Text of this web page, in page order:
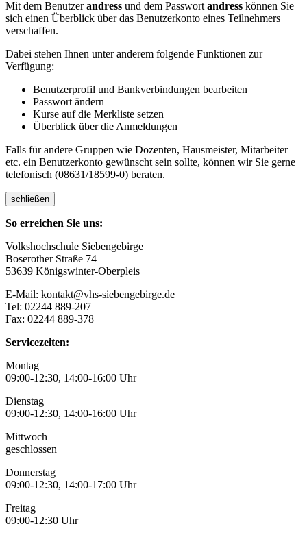
Mit dem Benutzerandress und dem Passwort andress können Sie
sich einen Überblick über das Benutzerkonto eines Teilnehmers
verschaffen.
Dabei stehen Ihnen unter anderem folgende Funktionen zur
Verfügung:
Benutzerprofil und Bankverbindungen bearbeiten
Passwort ändern
Kurse auf die Merkliste setzen
Überblick über die Anmeldungen
Falls für andere Gruppen wie Dozenten, Hausmeister, Mitarbeiter
etc. ein Benutzerkonto gewünscht sein sollte, können wir Sie gerne
telefonisch (08631/18599-0) beraten.
schließen
So erreichen Sie uns:
Volkshochschule Siebengebirge
Boserother Straße 74
53639 Königswinter-Oberpleis
E-Mail: kontakt@vhs-siebengebirge.de
Tel: 02244 889-207
Fax: 02244 889-378
Servicezeiten:
Montag
09:00-12:30, 14:00-16:00 Uhr
Dienstag
09:00-12:30, 14:00-16:00 Uhr
Mittwoch
geschlossen
Donnerstag
09:00-12:30, 14:00-17:00 Uhr
Freitag
09:00-12:30 Uhr